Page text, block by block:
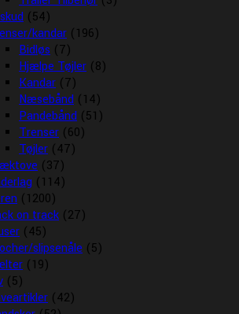
(54)
kandar (196)
Bidløs (7)
Hjælpe Tøjler (8)
Kandar (7)
Næsebånd (14)
Pandebånd (51)
Trenser (60)
Tøjler (47)
(37)
(114)
(1200)
on track (27)
(45)
slipsenåle (5)
(19)
(5)
(42)